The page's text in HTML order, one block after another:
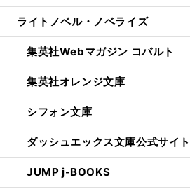
ライトノベル・ノベライズ
集英社Webマガジン コバルト
集英社オレンジ文庫
シフォン文庫
ダッシュエックス文庫公式サイト
JUMP j-BOOKS